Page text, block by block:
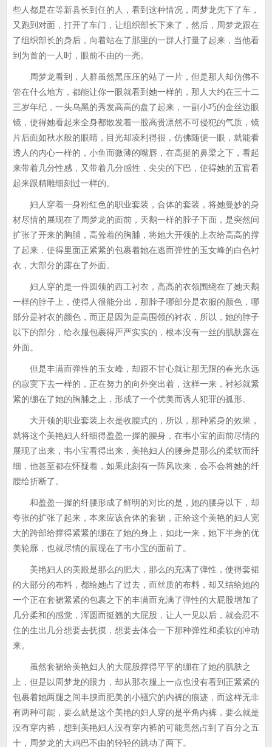
些人都是在等新县长到任的人，看到这种情况，周梦龙先下了车，
又跑到对面，打开了车门，让组织部长下来了，然后，周梦龙跟在
了组织部长的身后，向着站在了那里的一群人打量了起来，当他看
到为首的一人时，眼前不由的一亮。
周梦龙看到，人群虽然黑压压的站了一片，但是那人却仿佛不
管在什么地方，都能让你一眼就看到她一样的，那人大约在三十二
三岁年纪，一头乌黑的秀发高高的盘了起来，一副小巧的金丝边眼
镜，使得她看起来全身都散发着一股高贵凛然不可侵犯的气质，镜
片后面如秋水般的眼睛，目光却凌利得很，仿佛随便一眼，就能看
透人的内心一样的，小鱼而微薄的嘴唇，在高挺的鼻梁之下，看起
来带着几分性感，又带着几分感性，尖尖的下巴，使得她的五官看
起来跟精雕细刻过一样的。
妇人穿着一身粉红色的职业套装，合体的套装，将她曼妙的身
材尽情的展现在了周梦龙的面前，天鹅一样的脖子下面，是突然间
扩张了开来的胸脯，高耸着的胸脯，将她大开领的上衣给高高的撑
了起来，使得里面正紧紧的包裹着她在逃而弹性的玉女峰的白色衬
衣，大部分的露在了外面。
妇人穿的是一件圆领的西工衬衣，高高的衣领围绕在了她天鹅
一样的脖子上，使得人很能分出，那脖子哪部分是衣服的颜色，哪
部分是衬衣的颜色，而正是因为是高围领的衬衣，所以，她的脖子
以下的部分，给衣服包裹得严严实实的，根本没有一丝的肌肤露在
外面。
但是丰满而弹性的玉女峰，却跟不甘心就让那无限的春光永远
的寂寞下去一样的，正在努力的向外突出着，这样一来，衬衫就紧
紧的绷在了她的胸脯之上，形成了一个优美而诱人犯罪的孤形。
大开领的职业套装上衣是收腰式的，所以，那种紧身的效果，
就将这个美艳妇人纤细得盈盈一握的腰身，在韦小宝的面前尽情的
展现了出来，韦小宝看得出来，美艳妇人的腰身是那么的柔软而纤
细，他甚至都在怀疑着，如果此刻有一阵风吹来，会不会将她的纤
腰给折断了。
和盈盈一握的纤腰形成了鲜明的对比的是，她的腰身以下，却
夸张的扩张了起来，本来应该合体的套裙，正给这个美艳的妇人宽
大的跨部给撑得紧紧的绷在了她的身上，如此一来，她下半身的优
美轮廓，也就尽情的展现在了韦小宝的面前了。
美艳妇人的美殿是那么的肥大，那么的充满了弹性，使得套裙
的大部分的布料，都给她占了过去，而丝质的布料，却又结给她的
一个正在套裙紧紧的包裹之下的丰满而充满了弹性的大屁股增加了
几分柔和的感觉，浑圆而挺翘的大屁股，让人一见以后，就会忍不
住的生出几分想要去抚摸，想要去体会一下那种弹性和柔软的冲动
来。
虽然套裙给美艳妇人的大屁股撑得平平的绷在了她的肌肤之
上，但是以周梦龙的眼力，却从那衣服上一点也没有看到正紧紧的
包裹着她两腿之间丰腴而肥美的小骚穴的内裤的痕迹，而这样无非
有两种可能，要么就是这个美艳的妇人穿的是平角内裤，要么就是
没有穿内裤，想到美艳妇人没有穿内裤的可能竟然占到了百分之五
十，周梦龙的大鸡巴不由的轻轻的跳动了两下。